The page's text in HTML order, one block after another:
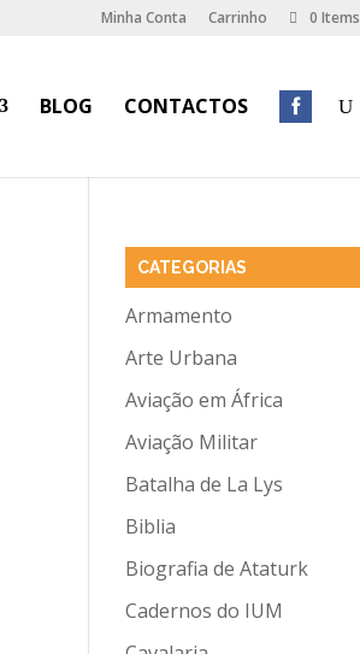
Minha Conta Carrinho 0 Items
BLOG CONTACTOS
CATEGORIAS
Armamento
Arte Urbana
Aviação em África
Aviação Militar
Batalha de La Lys
Biblia
Biografia de Ataturk
Cadernos do IUM